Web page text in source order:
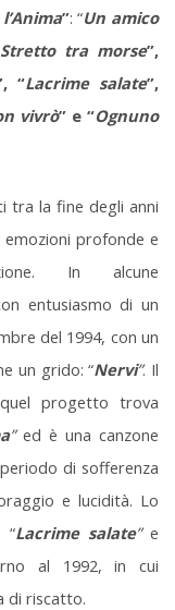
”: “Un amico
Stretto tra morse”,
“Lacrime salate”,
vivrò” e “Ognuno
tra la fine degli anni
emozioni profonde e
In alcune
entusiasmo di un
del 1994, con un
un grido: “Nervi”. Il
progetto trova
”ed è una canzone
di sofferenza
e lucidità. Lo
“Lacrime salate”e
al 1992, in cui
di riscatto.